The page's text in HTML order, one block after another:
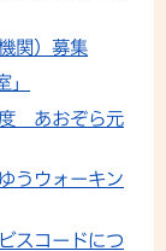
関）募集
」
度 あおぞら元
うウォーキン
スコードにつ